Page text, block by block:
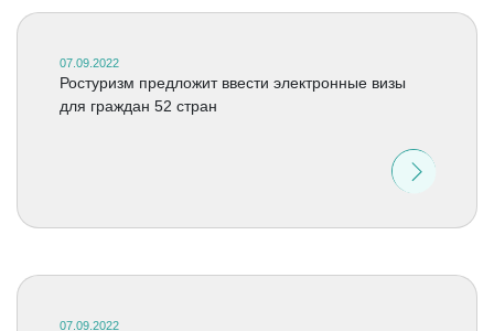
07.09.2022
Ростуризм предложит ввести электронные визы
для граждан 52 стран
07.09.2022